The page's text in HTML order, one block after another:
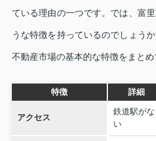
ている理由の一つです。では、富
うな特徴を持っているのでしょう
不動産市場の基本的な特徴をまとめ
特徴 詳細
アクセス
鉄道駅がな
い